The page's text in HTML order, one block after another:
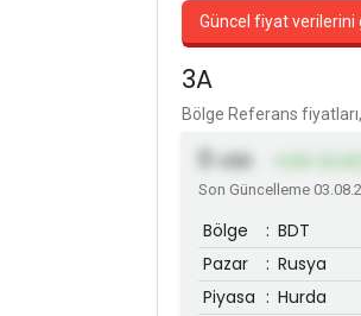
Güncel fiyat verilerini
3A
Bölge Referans
0 USD
Son Güncelleme
Bölge : BDT
Pazar
: Rusya
Piyasa : Hurda